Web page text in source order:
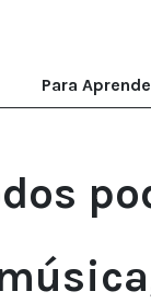
Para